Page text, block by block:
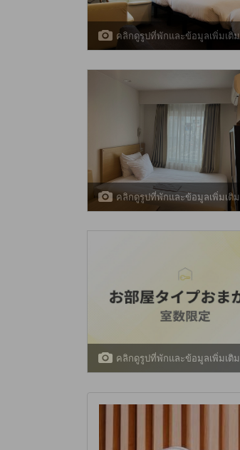
คลิกดูรูปที่พักและข้อมูลเพิ่มเติม
คลิกดูรูปที่พักและข้อมูลเพิ่มเติม
คลิกดูรูปที่พักและข้อมูลเพิ่มเติม